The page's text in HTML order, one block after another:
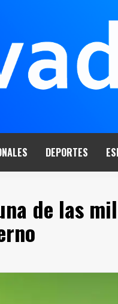
DEPORTES
de las